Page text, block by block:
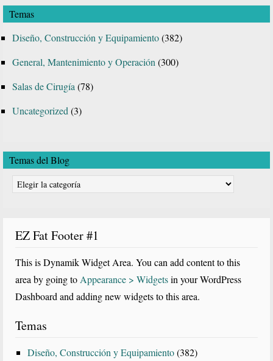
web
Temas
Diseño, Construcción y Equipamiento(382)
General, Mantenimiento y Operación(300)
Salas de Cirugía(78)
Uncategorized(3)
Temas del Blog
Temas
del
EZ Fat Footer #1
This is Dynamik Widget Area. You can add content to this
area by going toAppearance > Widgetsin your WordPress
Dashboard and adding new widgets to this area.
Temas
Diseño, Construcción y Equipamiento(382)